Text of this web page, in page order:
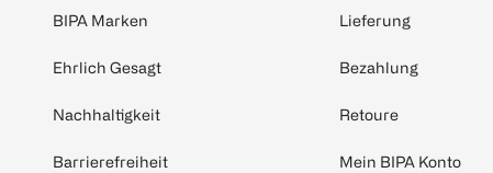
BIPA Marken
Ehrlich Gesagt
Nachhaltigkeit
Barrierefreiheit
Lieferung
Bezahlung
Retoure
Mein BIPA Konto